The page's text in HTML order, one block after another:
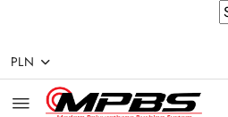
Przejdź do treści głównej
Przejdź do wyszukiwarki
Przejdź do moje konto
Przejdź do menu głównego
Przejdź do stopki
PLN